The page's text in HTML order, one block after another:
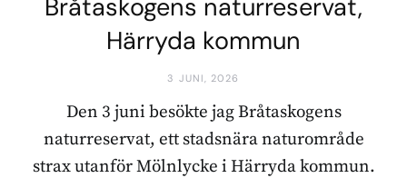
Bråtaskogens naturreservat,
Härryda kommun
3 JUNI, 2026
Den 3 juni besökte jag Bråtaskogens
naturreservat, ett stadsnära naturområde
strax utanför Mölnlycke i Härryda kommun.